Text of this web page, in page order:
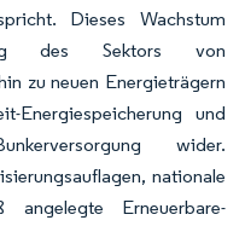
Dieses Wachstum
des Sektors von
zu neuen Energieträgern
Energiespeicherung und
wider.
nationale
angelegte Erneuerbare-